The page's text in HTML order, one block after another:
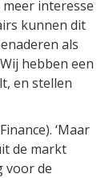
interesse
kunnen dit
als
hebben een
en stellen
‘Maar
de markt
voor de